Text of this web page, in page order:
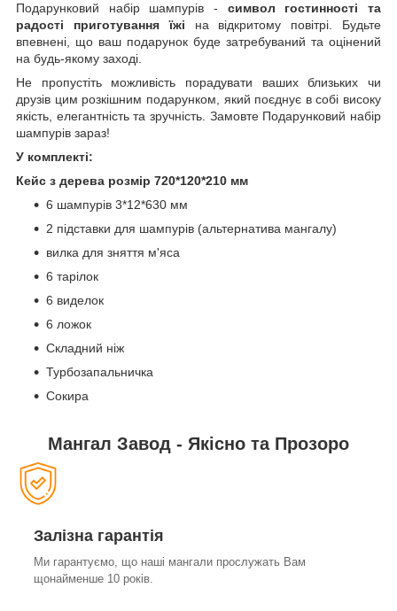
Подарунковий набір шампурів - символ гостинності та
радості приготування їжі на відкритому повітрі. Будьте
впевнені, що ваш подарунок буде затребуваний та оцінений
на будь-якому заході.
Не пропустіть можливість порадувати ваших близьких чи
друзів цим розкішним подарунком, який поєднує в собі високу
якість, елегантність та зручність. Замовте Подарунковий набір
шампурів зараз!
У комплекті:
Кейс з дерева розмір 720*120*210 мм
6 шампурів 3*12*630 мм
2 підставки для шампурів (альтернатива мангалу)
вилка для зняття м'яса
6 тарілок
6 виделок
6 ложок
Складний ніж
Турбозапальничка
Сокира
Мангал Завод - Якісно та Прозоро
Залізна гарантія
Ми гарантуємо, що наші мангали прослужать Вам
щонайменше 10 років.